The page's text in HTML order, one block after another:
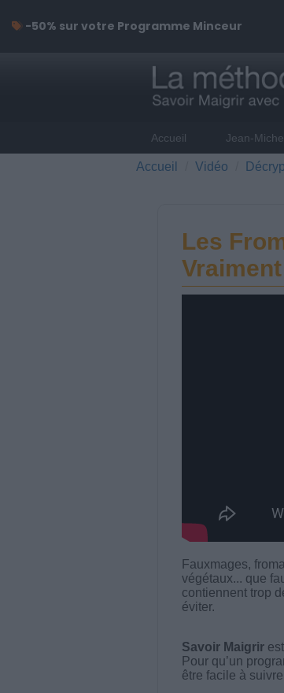
Accueil Jean-
Accueil Vidéo
Les
Fauxmages,
végétaux... que
contiennent trop
éviter.
Savoir Maigrirest
Pour qu’un
être facile à
-50% sur votre Programme Minceur